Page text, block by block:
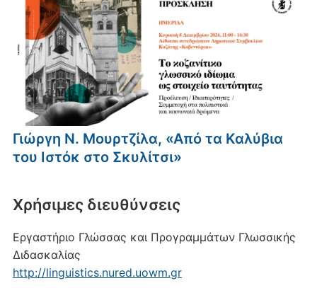
Γιώργη Ν. Μουρτζίλα, «Από τα Καλύβια
του Ιστόκ στο Σκυλίτσι»
Xρήσιμες διευθύνσεις
Εργαστήριο Γλώσσας και Προγραμμάτων Γλωσσικής
Διδασκαλίας
http://linguistics.nured.uowm.gr